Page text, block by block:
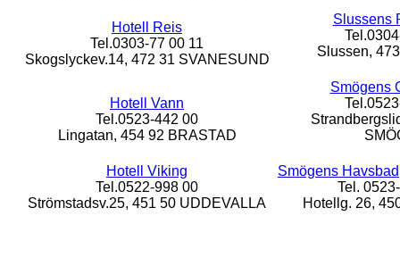
Hotell Reis
Tel.0303-77 00 11
Skogslyckev.14, 472 31 SVANESUND
Slussens
Slussen,
Hotell Vann
Tel.0523-442 00
Lingatan, 454 92 BRASTAD
Smögens
Hotell Viking
Tel.0522-998 00
Strömstadsv.25, 451 50 UDDEVALLA
Smögens
Tel.
Hotellg. 26,